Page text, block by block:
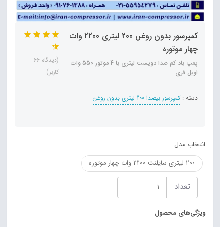
کمپرسور بدون روغن 200 لیتری 2200 وات
چهار موتوره
پمپ باد کم صدا دویست لیتری با 4 موتور 550 وات
اویل فری
دسته :کمپرسور بیصدا 200 لیتری بدون روغن
(دیدگاه 66
کاربر)
انتخاب مدل:
200 لیتری سایلنت 2200 وات چهار موتوره
تعداد
ویژگی‌های محصول